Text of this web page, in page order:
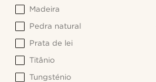
Madeira
Pedra natural
Prata de lei
Titânio
Tungsténio